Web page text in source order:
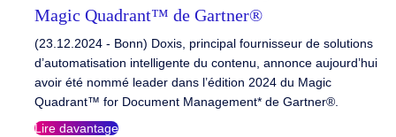
Magic Quadrant™ de Gartner®
(23.12.2024 - Bonn) Doxis, principal fournisseur de solutions
d’automatisation intelligente du contenu, annonce aujourd’hui
avoir été nommé leader dans l’édition 2024 du Magic
Quadrant™ for Document Management* de Gartner®.
Lire davantage